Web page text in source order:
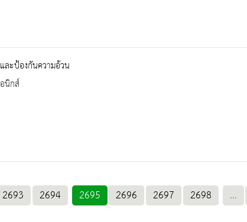
ละป้องกันความอ้วน
นิกส์
2693 2694 2695 2696 2697 2698 ...